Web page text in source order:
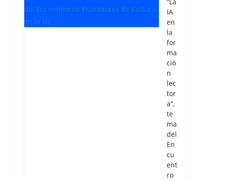
IA
en
la
for
ma
ció
n
lec
tor
a”,
te
ma
del
En
cu
ent
ro